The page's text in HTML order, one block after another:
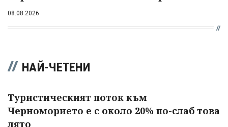
08.08.2026
НАЙ-ЧЕТЕНИ
Туристическият поток към
Черноморието е с около 20% по-слаб това
лято